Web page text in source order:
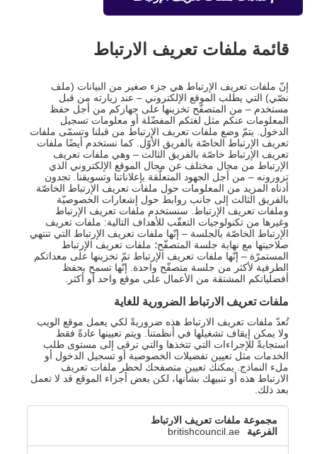
قائمة ملفات تعريف الارتباط
إنّ ملفات تعريف الإرتباط هي جزء صغير من البيانات (ملف
نصّي) التي يطلب الموقع الإلكتروني – عند زيارته من قبل
مستخدم – من المتصفّح تخزينها على جهازكم من أجل حفظ
المعلومات عنكم مثل لغتكم المفضّلة أو معلومات تسجيل
الدخول. يتمّ وضع ملفات تعريف الإرتباط من قبلنا وتسمّى ملفات
تعريف الإرتباط الخاصّة بالفريق الأوّل. كما نستخدم أيضًا ملفات
تعريف الإرتباط خاصّة بالفريق الثالث – وهي ملفات تعريف
الإرتباط من مجال مختلف عن مجال الموقع الإلكتروني الذي
تزورونه – من أجل الجهود المتعلّقة بإعلاناتنا وتسويقنا. تجدون
أدناه المزيد من المعلومات حول ملفات تعريف الإرتباط الخاصّة
بالفريق الثالث إلى جانب روابط حول إشعارات الخصوصيّة
وملفات تعريف الإرتباط. سنستخدم ملفات تعريف الإرتباط
وغيرها من تكنولوجيات التعقّب للأهداف التالية: ملفات تعريف
الإرتباط الخاصّة بالجلسة – إنّها ملفات تعريف الإرتباط التي تنتهي
صلاحيتها مع نهاية جلسة المتصفّح؛ ملفات تعريف الإرتباط
المستمرّة – إنّها ملفات تعريف الإرتباط تمّ تخزينها على معداتكم
الطرفية لأكثر من جلسة متصفّح واحدة. إنّها تسمح بحفظ
أفضلياتكم المشتقة من الأعمال على موقع واحد أو أكثر.
ملفات تعريف الارتباط الضرورية للغاية
تُعدّ ملفات تعريف الارتباط هذه ضروريةً لكي يعمل موقع الويب
ولا يمكن إيقاف تشغيلها في أنظمتنا. ويتم تعيينها عادةً فقط
استجابةً للإجراءات التي تتخذها والتي ترقى إلى مستوى طلب
الخدمات مثل تعيين تفضيلات الخصوصية أو تسجيل الدخول أو
ملء النماذج. يمكنك تعيين متصفحك لحظر ملفات تعريف
الارتباط هذه أو تنبيهك بشأنها، لكن بعض أجزاء الموقع قد لا تعمل
بعد ذلك.
تعريف
الارتباط
britishcouncil.ae